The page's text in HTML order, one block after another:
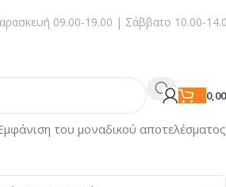
09.00-19.00 | Σάββατο 10.00-
του μοναδικού αποτελέσματος